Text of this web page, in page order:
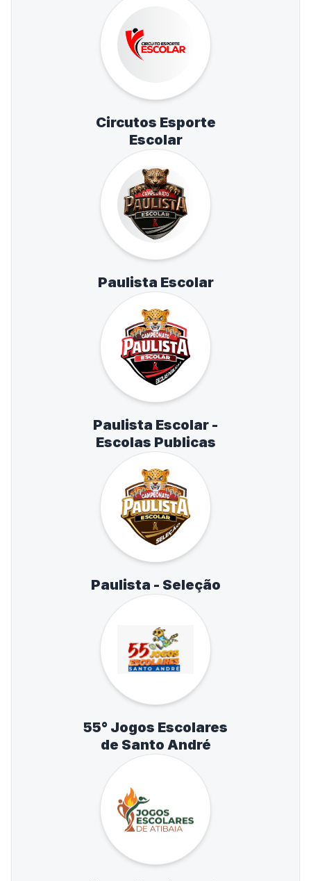
Circutos Esporte
Escolar
Paulista Escolar
Paulista Escolar -
Escolas Publicas
Paulista - Seleção
55° Jogos Escolares
de Santo André